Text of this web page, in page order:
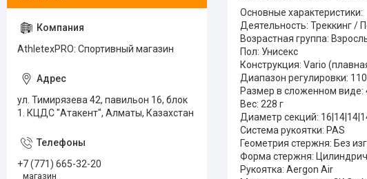
Основные характеристики:
Деятельность: Треккинг /
Возрастная группа:
Пол: Унисекс
Конструкция: Vario
Диапазон регулировки:
Размер в сложенном виде:
Вес: 228 г
Диаметр секций:
Система рукоятки: PAS
Геометрия стержня: Без
Форма стержня:
Рукоятка: Aergon Air
AthletexPRO: Спортивный магазин
ул. Тимирязева 42, павильон 16, блок
1. КЦДС "Атакент", Алматы, Казахстан
+7 (771) 665-32-20
магазин